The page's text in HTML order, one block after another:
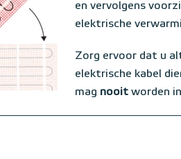
en vervolgens
elektrische
Zorg ervoor dat u
elektrische kabel
mag nooit worden